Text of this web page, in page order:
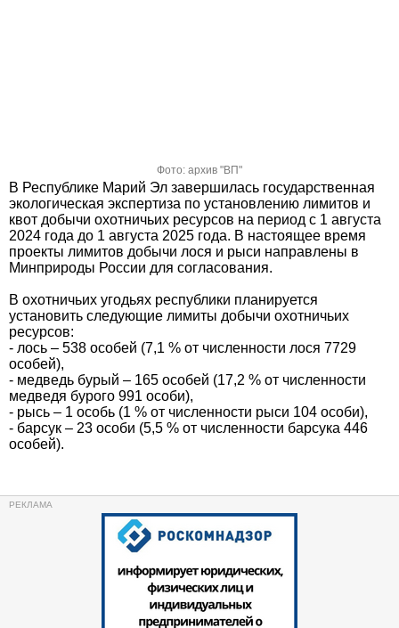
Фото: архив "ВП"
В Республике Марий Эл завершилась государственная
экологическая экспертиза по установлению лимитов и
квот добычи охотничьих ресурсов на период с 1 августа
2024 года до 1 августа 2025 года. В настоящее время
проекты лимитов добычи лося и рыси направлены в
Минприроды России для согласования.
В охотничьих угодьях республики планируется
установить следующие лимиты добычи охотничьих
ресурсов:
- лось – 538 особей (7,1 % от численности лося 7729
особей),
- медведь бурый – 165 особей (17,2 % от численности
медведя бурого 991 особи),
- рысь – 1 особь (1 % от численности рыси 104 особи),
- барсук – 23 особи (5,5 % от численности барсука 446
особей).